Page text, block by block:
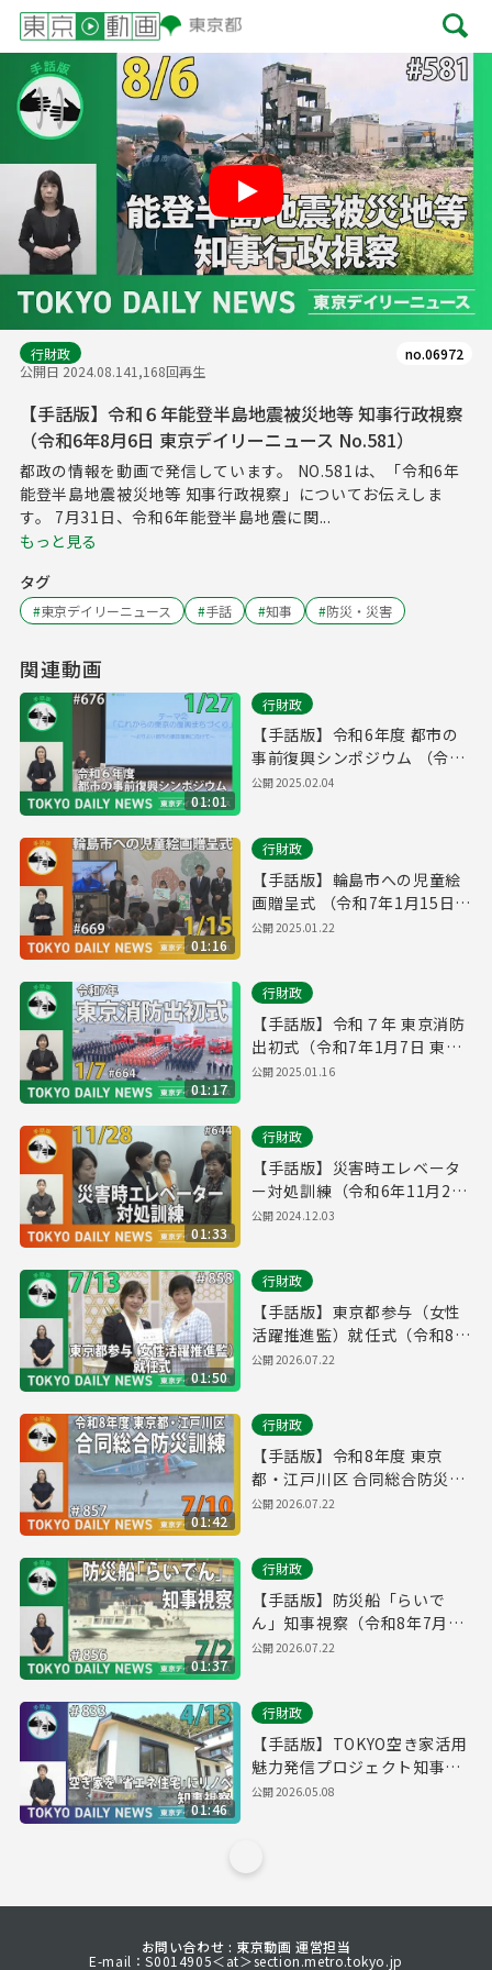
Play
行財政
公開日 2024.08.141,168回再生
no.06972
【手話版】令和６年能登半島地震被災地等 知事行政視察
（令和6年8月6日 東京デイリーニュース No.581）
都政の情報を動画で発信しています。 NO.581は、「令和6年
能登半島地震被災地等 知事行政視察」についてお伝えしま
す。 7月31日、令和6年能登半島地震に関...
もっと見る
タグ
#東京デイリーニュース #手話 #知事 #防災・災害
関連動画
01:01
行財政
【手話版】令和6年度 都市の
事前復興シンポジウム （令和
7年1月27日 東京デイリーニュ
公開2025.02.04
01:16
行財政
【手話版】輪島市への児童絵
画贈呈式 （令和7年1月15日
東京デイリーニュース
公開2025.01.22
01:17
行財政
【手話版】令和７年 東京消防
出初式（令和7年1月7日 東京
デイリーニュース No.664）
公開2025.01.16
01:33
行財政
【手話版】災害時エレベータ
ー対処訓練（令和6年11月28
日 東京デイリーニュース
公開2024.12.03
01:50
行財政
【手話版】東京都参与（女性
活躍推進監）就任式（令和8年
7月14日 東京デイリーニュー
公開2026.07.22
01:42
行財政
【手話版】令和8年度 東京
都・江戸川区 合同総合防災訓
練（令和8年7月9日 東京デイ
公開2026.07.22
01:37
行財政
【手話版】防災船「らいで
ん」知事視察（令和8年7月2
日 東京デイリーニュース
公開2026.07.22
01:46
行財政
【手話版】TOKYO空き家活用
魅力発信プロジェクト知事視
察 （令和8年4月13日 東京デ
公開2026.05.08
お問い合わせ : 東京動画 運営担当
E-mail：S0014905＜at＞section.metro.tokyo.jp